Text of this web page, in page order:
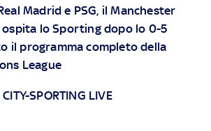
Madrid e PSG, il Manchester
ospita lo Sporting dopo lo 0-5
il programma completo della
League
CITY-SPORTING LIVE